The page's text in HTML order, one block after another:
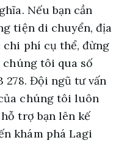
Nếu bạn cần
tiện di chuyển, địa
phí cụ thể, đừng
chúng tôi qua số
278. Đội ngũ tư vấn
chúng tôi luôn
trợ bạn lên kế
khám phá Lagi